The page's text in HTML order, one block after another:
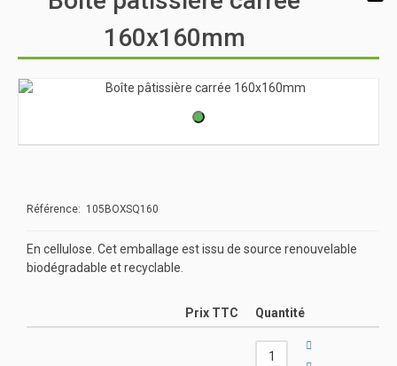
160x160mm
Référence: 105BOXSQ160
En cellulose. Cet emballage est issu de source renouvelable
biodégradable et recyclable.
Prix TTC Quantité